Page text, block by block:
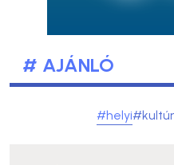
# AJÁNLÓ
#helyi